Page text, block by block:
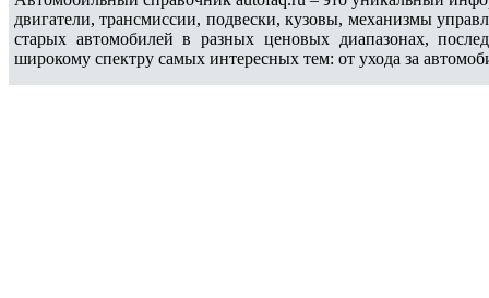
двигатели, трансмиссии, подвески, кузовы, механизмы
старых автомобилей в разных ценовых диапазонах,
широкому спектру самых интересных тем: от ухода за